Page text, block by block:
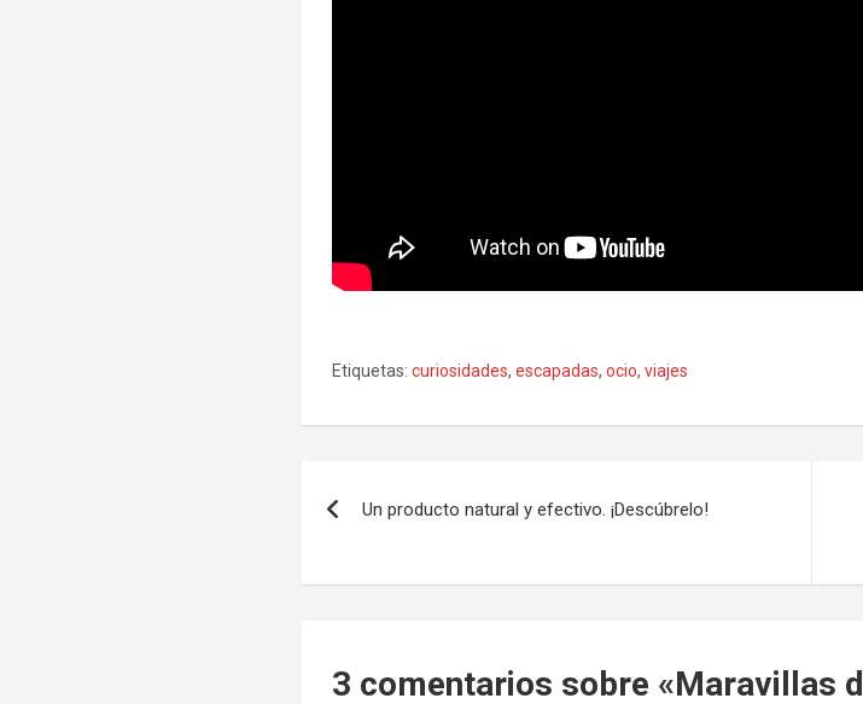
Etiquetas: curiosidades,escapadas,ocio,viajes
de
entradas
Un producto natural y efectivo. ¡Descúbrelo!
3 comentarios sobre «Maravillas